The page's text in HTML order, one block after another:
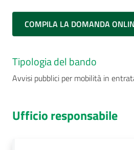
COMPILA LA DOMANDA
Tipologia del bando
Avvisi pubblici per mobilità in
Ufficio responsabile